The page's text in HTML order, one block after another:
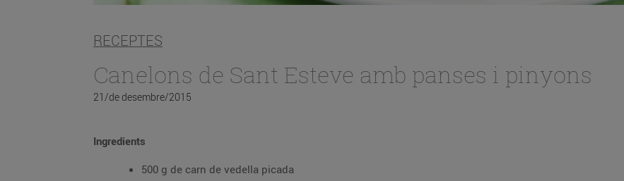
RECEPTES
Canelons de Sant Esteve amb panses i pinyons
21/de desembre/2015
Ingredients
500 g de carn de vedella picada